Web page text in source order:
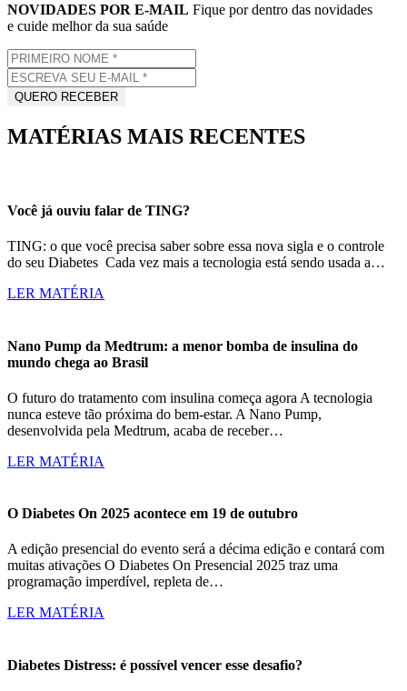
NOVIDADES POR E-MAIL Fique por dentro das novidades
e cuide melhor da sua saúde
MATÉRIAS MAIS RECENTES
Você já ouviu falar de TING?
TING: o que você precisa saber sobre essa nova sigla e o controle
do seu Diabetes Cada vez mais a tecnologia está sendo usada a…
LER MATÉRIA
Nano Pump da Medtrum: a menor bomba de insulina do
mundo chega ao Brasil
O futuro do tratamento com insulina começa agora A tecnologia
nunca esteve tão próxima do bem-estar. A Nano Pump,
desenvolvida pela Medtrum, acaba de receber…
LER MATÉRIA
O Diabetes On 2025 acontece em 19 de outubro
A edição presencial do evento será a décima edição e contará com
muitas ativações O Diabetes On Presencial 2025 traz uma
programação imperdível, repleta de…
LER MATÉRIA
Diabetes Distress: é possível vencer esse desafio?